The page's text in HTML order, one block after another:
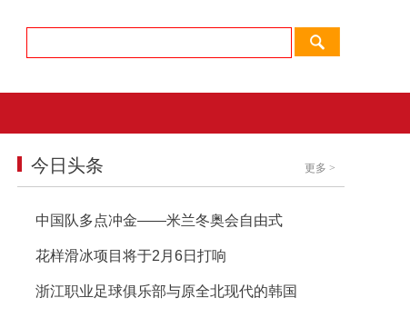
今日头条 更多 >
中国队多点冲金——米兰冬奥会自由式
花样滑冰项目将于2月6日打响
浙江职业足球俱乐部与原全北现代的韩国